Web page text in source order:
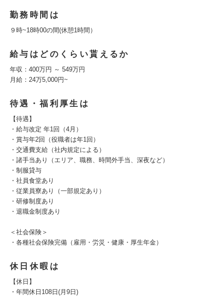
勤務時間は
９時~18時00の間(休憩1時間）
給与はどのくらい貰えるか
年収：400万円 ～ 549万円
月給：24万5,000円~
待遇・福利厚生は
【待遇】
・給与改定 年1回（4月）
・賞与年2回（役職者は年1回）
・交通費支給（社内規定による）
・諸手当あり（エリア、職務、時間外手当、深夜など）
・制服貸与
・社員食堂あり
・従業員寮あり（一部規定あり）
・研修制度あり
・退職金制度あり
＜社会保険＞
・各種社会保険完備（雇用・労災・健康・厚生年金）
休日休暇は
【休日】
・年間休日108日(月9日)